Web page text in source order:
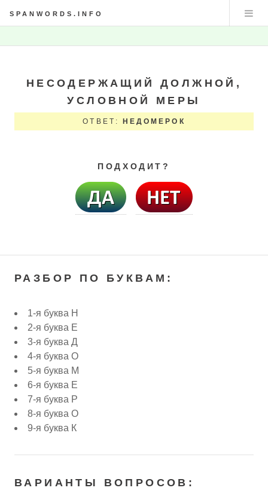
SPANWORDS.INFO
НЕСОДЕРЖАЩИЙ ДОЛЖНОЙ,
УСЛОВНОЙ МЕРЫ
ОТВЕТ: НЕДОМЕРОК
ПОДХОДИТ?
РАЗБОР ПО БУКВАМ:
1-я буква Н
2-я буква Е
3-я буква Д
4-я буква О
5-я буква М
6-я буква Е
7-я буква Р
8-я буква О
9-я буква К
ВАРИАНТЫ ВОПРОСОВ: